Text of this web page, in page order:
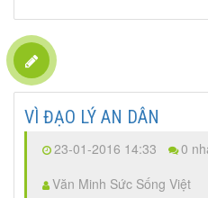
VÌ ĐẠO LÝ AN DÂN
23-01-2016 14:33 0
Văn Minh Sức Sống Việt